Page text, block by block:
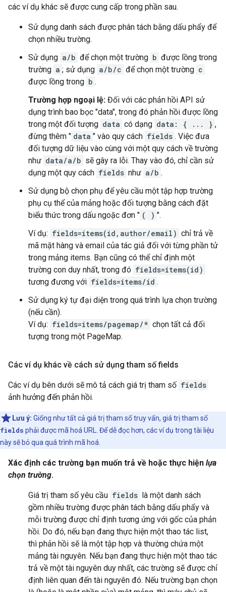
các ví dụ khác sẽ được cung cấp trong phần sau.
Sử dụng danh sách được phân tách bằng dấu phẩy để
chọn nhiều trường.
Sử dụng a/b để chọn một trường b được lồng trong
trường a ; sử dụng a/b/c để chọn một trường c
được lồng trong b .
Trường hợp ngoại lệ: Đối với các phản hồi API sử
dụng trình bao bọc "data", trong đó phản hồi được lồng
trong một đối tượng data có dạng data: { ... } ,
đừng thêm " data " vào quy cách fields . Việc đưa
đối tượng dữ liệu vào cùng với một quy cách về trường
như data/a/b sẽ gây ra lỗi. Thay vào đó, chỉ cần sử
dụng một quy cách fields như a/b .
Sử dụng bộ chọn phụ để yêu cầu một tập hợp trường
phụ cụ thể của mảng hoặc đối tượng bằng cách đặt
biểu thức trong dấu ngoặc đơn " ( ) ".
Ví dụ: fields=items(id,author/email) chỉ trả về
mã mặt hàng và email của tác giả đối với từng phần tử
trong mảng items. Bạn cũng có thể chỉ định một
trường con duy nhất, trong đó fields=items(id)
tương đương với fields=items/id .
Sử dụng ký tự đại diện trong quá trình lựa chọn trường
(nếu cần).
Ví dụ: fields=items/pagemap/* chọn tất cả đối
tượng trong một PageMap.
Các ví dụ khác về cách sử dụng tham số fields
Các ví dụ bên dưới sẽ mô tả cách giá trị tham số fields
ảnh hưởng đến phản hồi.
Lưu ý: Giống như tất cả giá trị tham số truy vấn, giá trị tham số
fields phải được mã hoá URL. Để dễ đọc hơn, các ví dụ trong tài liệu
này sẽ bỏ qua quá trình mã hoá.
Xác định các trường bạn muốn trả về hoặc thực hiện lựa
chọn trường.
Giá trị tham số yêu cầu fields là một danh sách
gồm nhiều trường được phân tách bằng dấu phẩy và
mỗi trường được chỉ định tương ứng với gốc của phản
hồi. Do đó, nếu bạn đang thực hiện một thao tác list,
thì phản hồi sẽ là một tập hợp và thường chứa một
mảng tài nguyên. Nếu bạn đang thực hiện một thao tác
trả về một tài nguyên duy nhất, các trường sẽ được chỉ
định liên quan đến tài nguyên đó. Nếu trường bạn chọn